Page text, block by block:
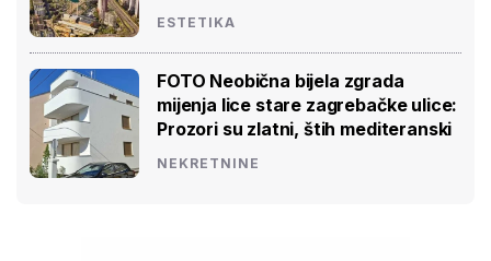
ESTETIKA
FOTO Neobična bijela zgrada
mijenja lice stare zagrebačke ulice:
Prozori su zlatni, štih mediteranski
NEKRETNINE